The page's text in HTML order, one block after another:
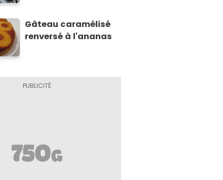
Gâteau caramélisé
renversé à l'ananas